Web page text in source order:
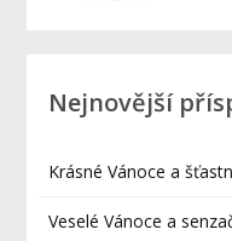
Nejnovější
Krásné Vánoce a
Veselé Vánoce a